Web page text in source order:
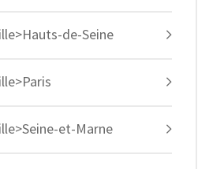
de-Seine
et-Marne